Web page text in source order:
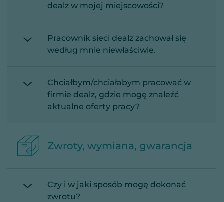
dealz w mojej miejscowości?
Pracownik sieci dealz zachował się
według mnie niewłaściwie.
Chciałbym/chciałabym pracować w
firmie dealz, gdzie mogę znaleźć
aktualne oferty pracy?
Zwroty, wymiana, gwarancja
Czy i w jaki sposób mogę dokonać
zwrotu?